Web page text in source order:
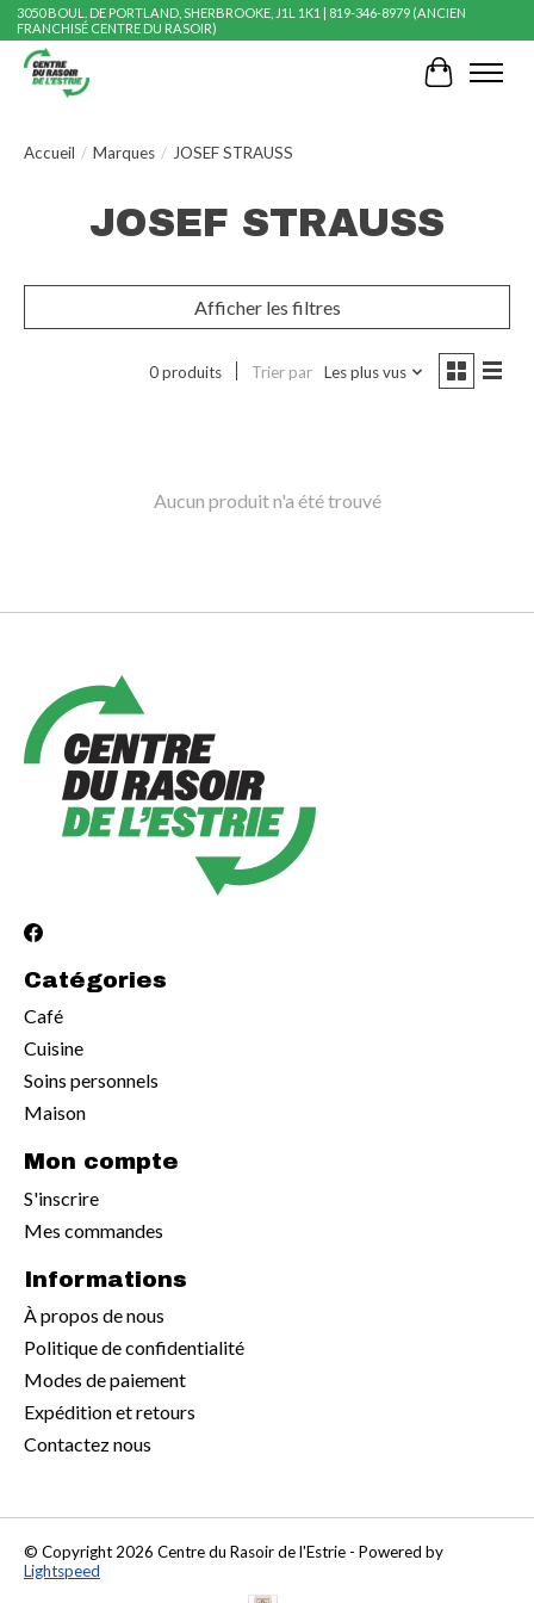
3050 BOUL. DE PORTLAND, SHERBROOKE, J1L 1K1 | 819-346-8979 (ANCIEN
FRANCHISÉ CENTRE DU RASOIR)
Panier
Accueil / Marques / JOSEF STRAUSS
JOSEF STRAUSS
Afficher les filtres
0 produits Trier par Les plus vus
Aucun produit n'a été trouvé
Catégories
Café
Cuisine
Soins personnels
Maison
Mon compte
S'inscrire
Mes commandes
Informations
À propos de nous
Politique de confidentialité
Modes de paiement
Expédition et retours
Contactez nous
© Copyright 2026 Centre du Rasoir de l'Estrie - Powered by
Lightspeed